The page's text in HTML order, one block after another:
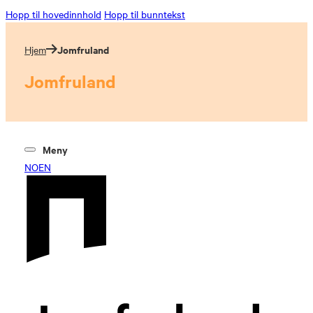
Hopp til hovedinnhold Hopp til bunntekst
Hjem Jomfruland
Jomfruland
Meny
NOEN